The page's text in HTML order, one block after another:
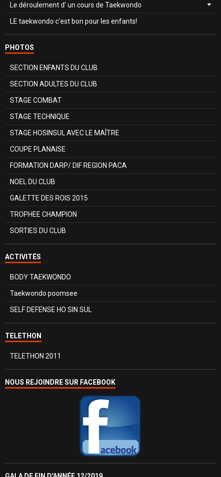
Le déroulement d' un cours de Taekwondo
LE taekwondo c'est bon pour les enfants!
PHOTOS
SECTION ENFANTS DU CLUB
SECTION ADULTES DU CLUB
STAGE COMBAT
STAGE TECHNIQUE
STAGE HOSINSUL AVEC LE MAÎTRE
COUPE PLANAISE
FORMATION DARP/ DIF REGION PACA
NOEL DU CLUB
GALETTE DES ROIS 2015
TROPHEE CHAMPION
SORTIES DU CLUB
ACTIVITÉS
BODY TAEKWONDO
Taekwondo poomsee
SELF DEFENSE HO SIN SUL
TELETHON
TELETHON 2011
NOUS REJOINDRE SUR FACEBOOK